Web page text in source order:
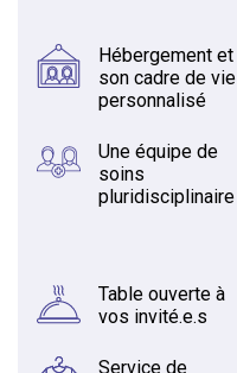
Hébergement et
son cadre de vie
personnalisé
Une équipe de
soins
pluridisciplinaire
Table ouverte à
vos invité.e.s
Service de